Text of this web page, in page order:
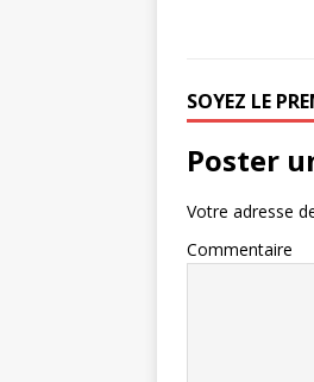
SOYEZ LE
Poster
Votre adresse
Commentaire